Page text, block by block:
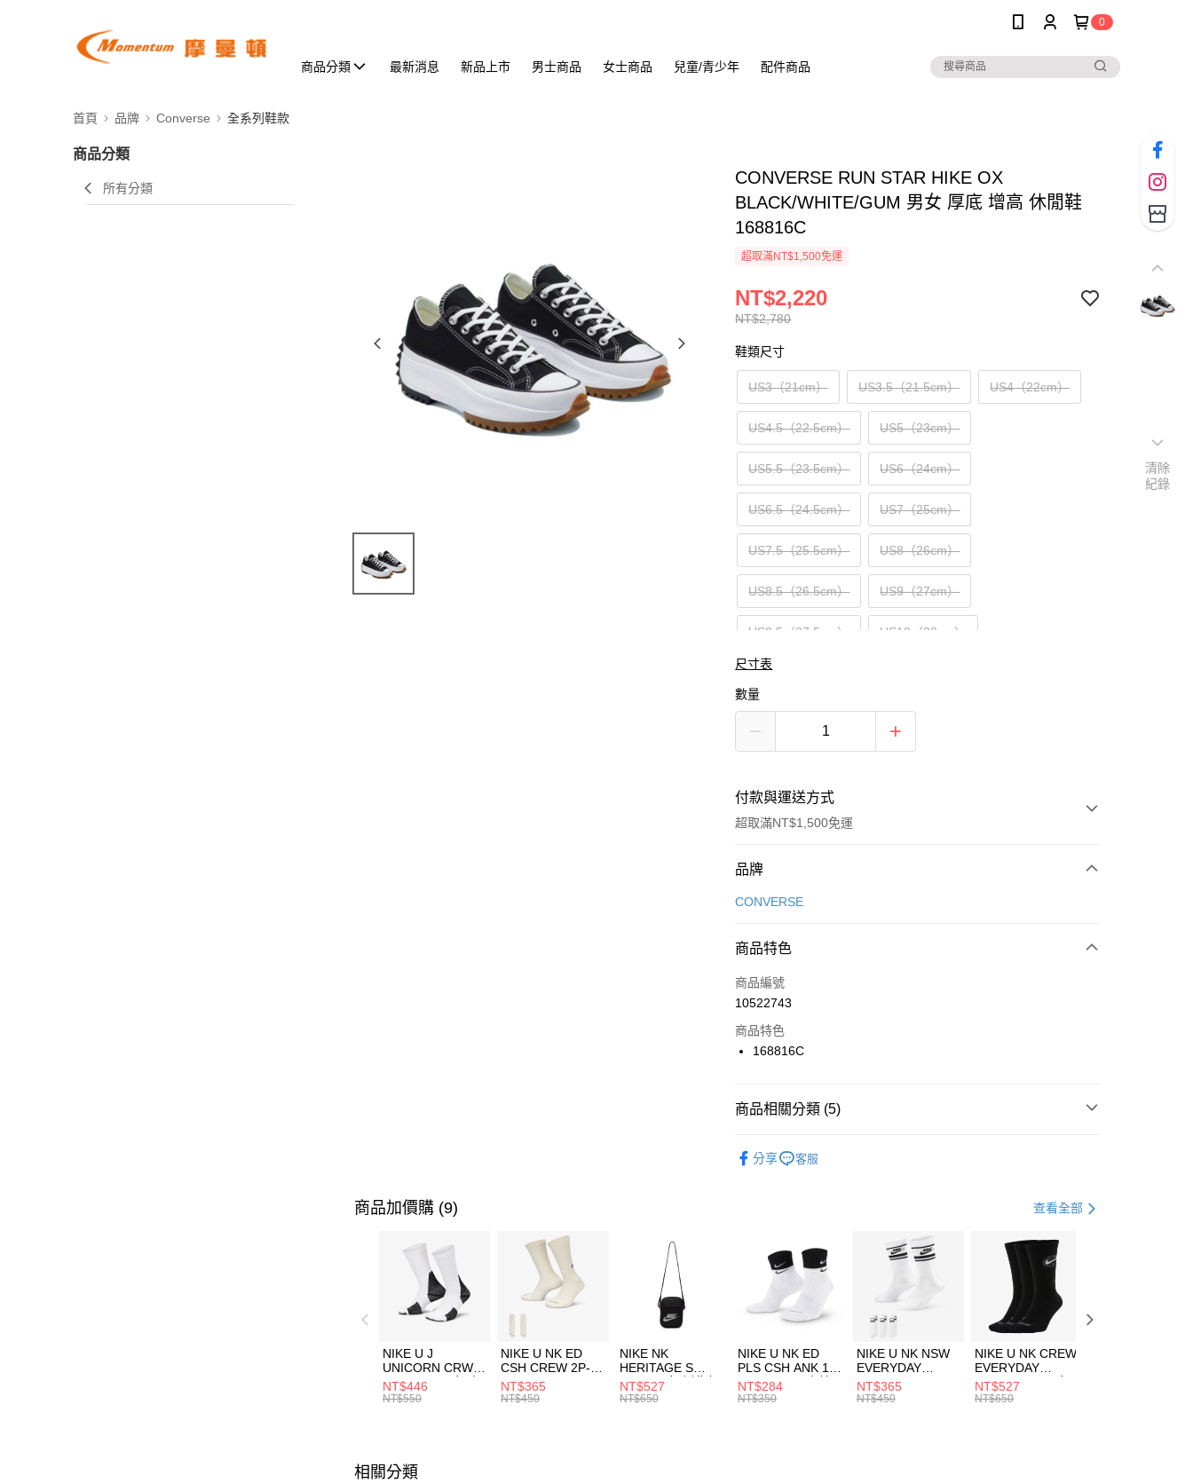
0
商品分類 最新消息 新品上市 男士商品 女士商品 兒童/青少年 配件商品
首頁 品牌 Converse 全系列鞋款
商品分類
所有分類
CONVERSE RUN STAR HIKE OX
BLACK/WHITE/GUM 男女 厚底 增高 休閒鞋
168816C
超取滿NT$1,500免運
NT$2,780
NT$2,220
鞋類尺寸
US3（21cm） US3.5（21.5cm） US4（22cm）
US4.5（22.5cm） US5（23cm）
US5.5（23.5cm） US6（24cm）
US6.5（24.5cm） US7（25cm）
US7.5（25.5cm） US8（26cm）
US8.5（26.5cm） US9（27cm）
US9.5（27.5cm） US10（28cm）
US10.5（28.5cm）
US12（30cm）
尺寸表
數量
付款與運送方式
超取滿NT$1,500免運
付款方式
信用卡一次付款
合作金庫商業銀行
華南商業銀行
上海商業儲蓄銀行
國泰世華商業銀行
聯邦商業銀行
台新國際商業銀行
LINE Pay
Apple Pay
【關於「AFTEE先享後付」】
３．安心：先確認商品／服務後，再付款。
【「AFTEE先享後付」結帳流程】
１．於結帳方式選擇「AFTEE先享後付」後，將跳轉至「AFTEE先享後
付」結帳頁面，進行簡訊認證並確認金額後，即可完成結帳。
２．訂單成立數日內，您將收到繳費通知簡訊。
３．收到繳費通知簡訊後14天內，點擊此簡訊中的連結，可透過四大超商
／ATM／網路銀行／等多元方式進行付款，方視為交易完成。
※ 請注意：結帳手續完成當下不需立刻繳費，但若您需要取消訂單，請聯
絡購買商品的店家。未經商家同意取消之訂單仍視為有效，需透過AFTEE
先享後付繳納相關費用。
每筆NT$100，滿NT$1,500(含以上)免運費
每筆NT$100，滿NT$1,500(含以上)免運費
付款後門市自取
每筆NT$100，滿NT$1,500(含以上)免運費
品牌
CONVERSE
商品特色
商品編號
10522743
商品特色
168816C
商品相關分類 (5)
促銷活動 兒童/青少年｜鞋服6折起
分享 客服
商品加價購 (9) 查看全部
NIKE U J
UNICORN CRW
1PR -160 男女 中
統襪 FZ3393100
NT$446
NT$550
NIKE U NK ED
CSH CREW 2P-
144 EMBRDY 男
女 短統襪
NT$365
NT$450
NIKE NK
HERITAGE S
SMIT 男女 側背包
BA5871010
NT$527
NT$650
NIKE U NK ED
PLS CSH ANK 1P
144 DBL 男 中統
襪 DH4058104
NT$284
NT$350
NIKE U NK NSW
EVERYDAY
ESSENTIAL CR
男女 短統襪
NT$365
NT$450
NIKE U NK CREW
EVERYDAY
BBALL 3PR 男女
長統襪
NT$527
NT$650
相關分類
清除
紀錄